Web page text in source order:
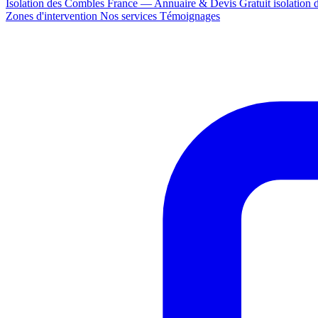
Isolation des Combles France — Annuaire & Devis Gratuit isolation
Zones d'intervention Nos services Témoignages